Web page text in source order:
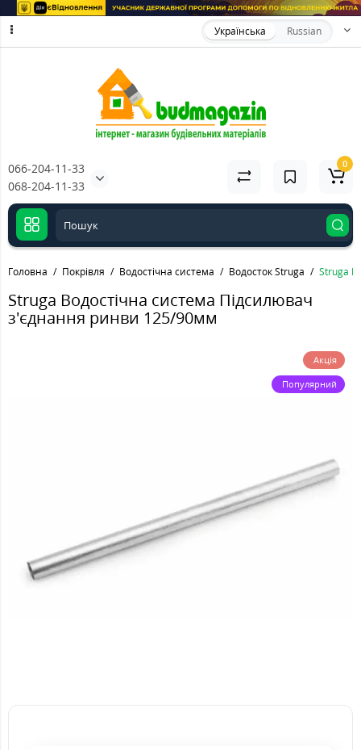
Українська Russian
066-204-11-33
068-204-11-33
0
Головна Покрівля Водостічна система Водосток Struga Struga
Struga Водостічна система Підсилювач
з'єднання ринви 125/90мм
Акція
Популярний